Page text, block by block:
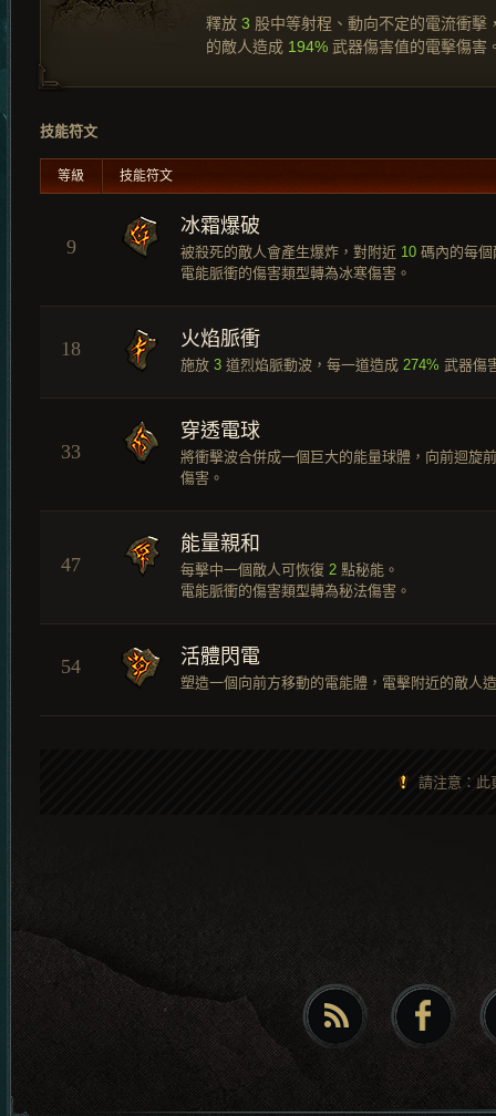
釋放 3 股中等射程、動向不定的電流衝擊
的敵人造成 194% 武器傷害值的電擊傷害
技能符文
等級 技能符文
9
冰霜爆破
被殺死的敵人會產生爆炸，對附近 10 碼內的每
電能脈衝的傷害類型轉為冰寒傷害。
18 火焰脈衝
施放 3 道烈焰脈動波，每一道造成 274% 武器傷
33
穿透電球
將衝擊波合併成一個巨大的能量球體，向前迴旋
傷害。
47
能量親和
每擊中一個敵人可恢復 2 點秘能。
電能脈衝的傷害類型轉為秘法傷害。
54 活體閃電
塑造一個向前方移動的電能體，電擊附近的敵人
請注意：此